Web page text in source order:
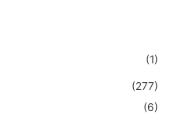
(1)
(277)
(6)